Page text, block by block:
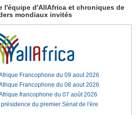
l'équipe d'AllAfrica et chroniques de
mondiaux invités
Francophone du 09 aout 2026
Francophone du 08 aout 2026
francophone du 07 août 2026
du premier Sénat de l'ère